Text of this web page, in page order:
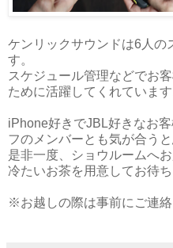
ケンリックサウンドは6人
す。
スケジュール管理などでお
ために活躍してくれています
iPhone好きでJBL好きなお
フのメンバーとも気が合うと
是非一度、ショウルームへお
冷たいお茶を用意してお待ち
※お越しの際は事前にご連絡